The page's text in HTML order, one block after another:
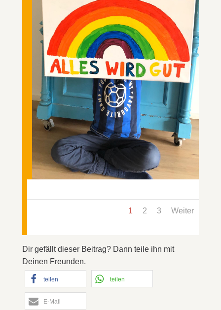
1 2 3 Weiter
Dir gefällt dieser Beitrag? Dann teile ihn mit
Deinen Freunden.
teilen teilen
E-Mail